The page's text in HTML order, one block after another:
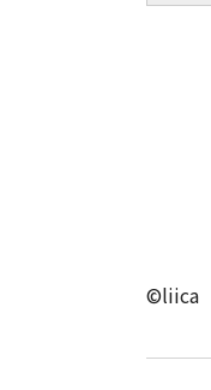
©liica